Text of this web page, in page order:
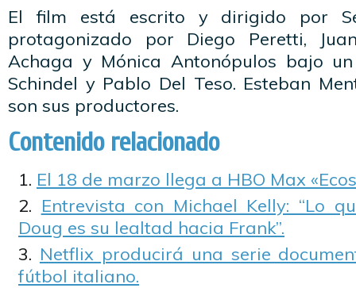
El film está escrito y dirigido por
protagonizado por Diego Peretti,
Achaga y Mónica Antonópulos bajo
Schindel y Pablo Del Teso. Esteban
son sus productores.
Contenido relacionado
El 18 de marzo llega a HBO Max
Entrevista con Michael Kelly: “Lo
Doug es su lealtad hacia Frank”.
Netflix producirá una serie
fútbol italiano.